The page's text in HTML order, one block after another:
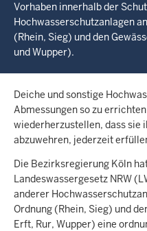
Vorhaben innerhalb der
Hochwasserschutzanlagen
(Rhein, Sieg) und den
und Wupper).
Deiche und sonstige
Abmessungen so zu
wiederherzustellen, dass sie
abzuwehren, jederzeit
Die Bezirksregierung Köln
Landeswassergesetz NRW
anderer
Ordnung (Rhein, Sieg) und
Erft, Rur, Wupper) eine